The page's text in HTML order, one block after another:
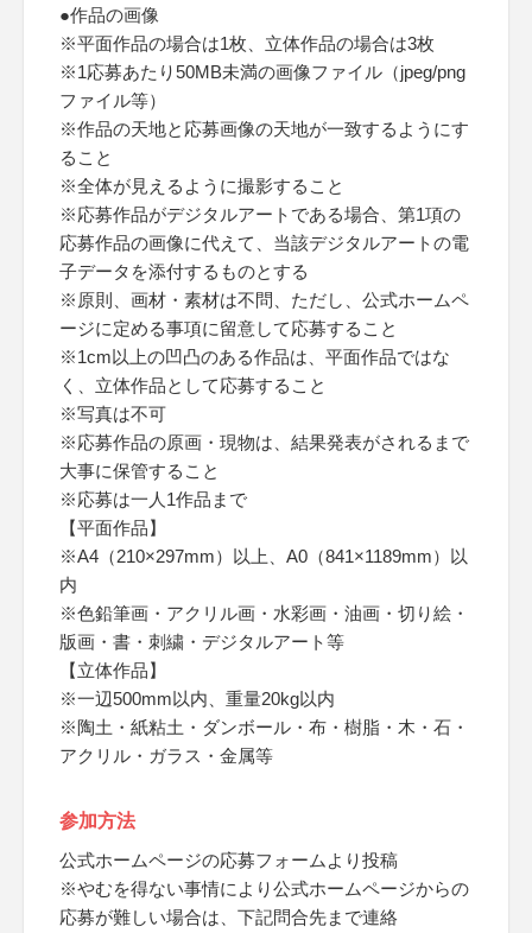
●作品の画像
※平面作品の場合は1枚、立体作品の場合は3枚
※1応募あたり50MB未満の画像ファイル（jpeg/png
ファイル等）
※作品の天地と応募画像の天地が一致するようにす
ること
※全体が見えるように撮影すること
※応募作品がデジタルアートである場合、第1項の
応募作品の画像に代えて、当該デジタルアートの電
子データを添付するものとする
※原則、画材・素材は不問、ただし、公式ホームペ
ージに定める事項に留意して応募すること
※1cm以上の凹凸のある作品は、平面作品ではな
く、立体作品として応募すること
※写真は不可
※応募作品の原画・現物は、結果発表がされるまで
大事に保管すること
※応募は一人1作品まで
【平面作品】
※A4（210×297mm）以上、A0（841×1189mm）以
内
※色鉛筆画・アクリル画・水彩画・油画・切り絵・
版画・書・刺繍・デジタルアート等
【立体作品】
※一辺500mm以内、重量20kg以内
※陶土・紙粘土・ダンボール・布・樹脂・木・石・
アクリル・ガラス・金属等
参加方法
公式ホームページの応募フォームより投稿
※やむを得ない事情により公式ホームページからの
応募が難しい場合は、下記問合先まで連絡